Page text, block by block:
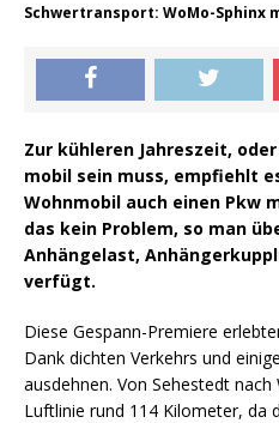
Schwertransport: WoMo-Sphinx
Zur kühleren Jahreszeit,
mobil sein muss, empfiehlt
Wohnmobil auch einen Pkw
das kein Problem, so man
Anhängelast,
verfügt.
Diese Gespann-Premiere
Dank dichten Verkehrs und
ausdehnen. Von Sehestedt
Luftlinie rund 114 Kilometer, da